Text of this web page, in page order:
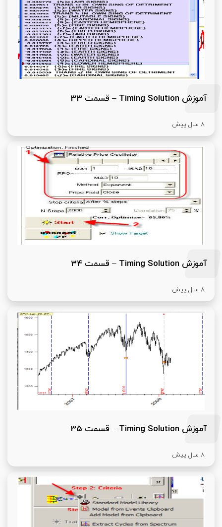
آموزش Timing Solution – قسمت 33
8 سال پیش
آموزش Timing Solution – قسمت 34
8 سال پیش
آموزش Timing Solution – قسمت 35
8 سال پیش